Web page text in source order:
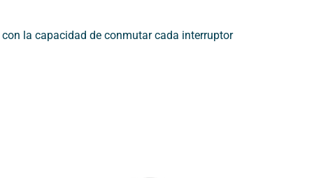
la capacidad de conmutar cada interruptor